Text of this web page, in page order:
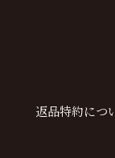
返品特約につ